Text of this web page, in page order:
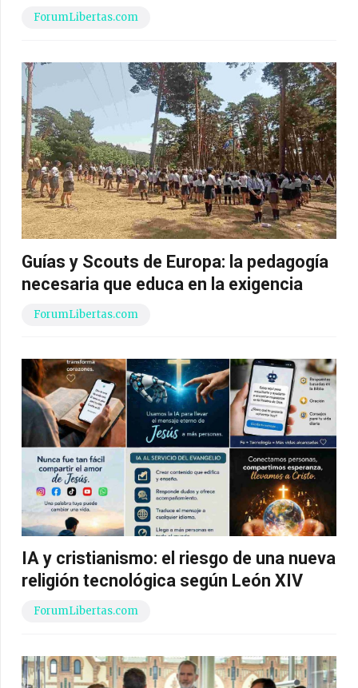
ForumLibertas.com
Guías y Scouts de Europa: la pedagogía
necesaria que educa en la exigencia
ForumLibertas.com
IA y cristianismo: el riesgo de una nueva
religión tecnológica según León XIV
ForumLibertas.com